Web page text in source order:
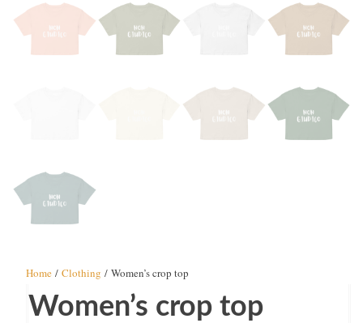
Home/ Clothing / Women’s crop top
Women’s crop top